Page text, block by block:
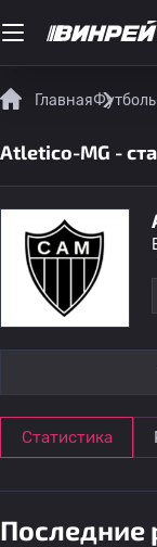
Главная
Atletico-MG -
Статистика
Последние